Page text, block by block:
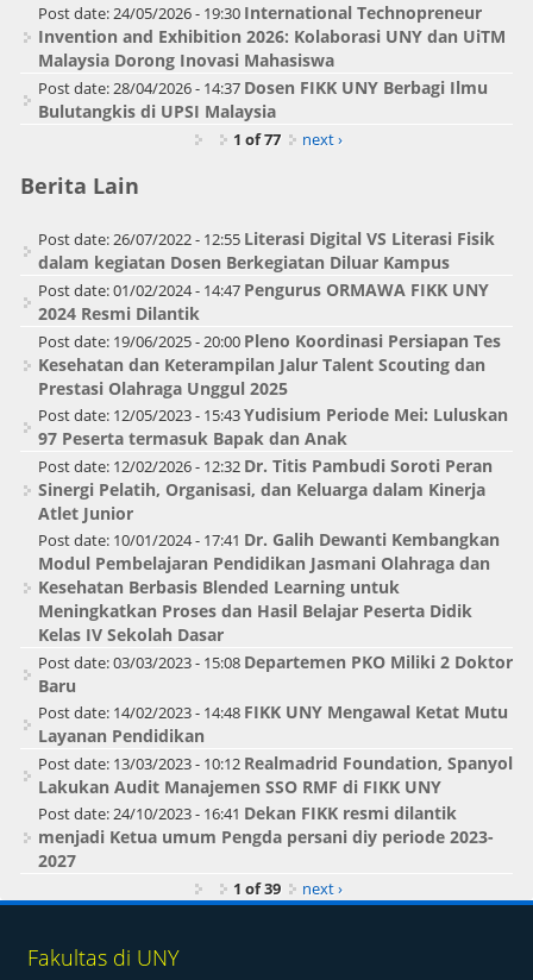
Post date:24/05/2026 - 19:30 International Technopreneur
Invention and Exhibition 2026: Kolaborasi UNY dan UiTM
Malaysia Dorong Inovasi Mahasiswa
Post date:28/04/2026 - 14:37 Dosen FIKK UNY Berbagi Ilmu
Bulutangkis di UPSI Malaysia
1 of 77 next ›
Berita Lain
Post date:26/07/2022 - 12:55 Literasi Digital VS Literasi Fisik
dalam kegiatan Dosen Berkegiatan Diluar Kampus
Post date:01/02/2024 - 14:47 Pengurus ORMAWA FIKK UNY
2024 Resmi Dilantik
Post date: 19/06/2025 - 20:00 Pleno Koordinasi Persiapan Tes
Kesehatan dan Keterampilan Jalur Talent Scouting dan
Prestasi Olahraga Unggul 2025
Post date: 12/05/2023 - 15:43Yudisium Periode Mei: Luluskan
97 Peserta termasuk Bapak dan Anak
Post date: 12/02/2026 - 12:32 Dr. Titis Pambudi Soroti Peran
Sinergi Pelatih, Organisasi, dan Keluarga dalam Kinerja
Atlet Junior
Post date: 10/01/2024 - 17:41 Dr. Galih Dewanti Kembangkan
Modul Pembelajaran Pendidikan Jasmani Olahraga dan
Kesehatan Berbasis Blended Learning untuk
Meningkatkan Proses dan Hasil Belajar Peserta Didik
Kelas IV Sekolah Dasar
Post date:03/03/2023 - 15:08 Departemen PKO Miliki 2 Doktor
Baru
Post date: 14/02/2023 - 14:48 FIKK UNY Mengawal Ketat Mutu
Layanan Pendidikan
Post date: 13/03/2023 - 10:12 Realmadrid Foundation, Spanyol
Lakukan Audit Manajemen SSO RMF di FIKK UNY
Post date:24/10/2023 - 16:41 Dekan FIKK resmi dilantik
menjadi Ketua umum Pengda persani diy periode 2023-
2027
1 of 39 next ›
Fakultas di UNY